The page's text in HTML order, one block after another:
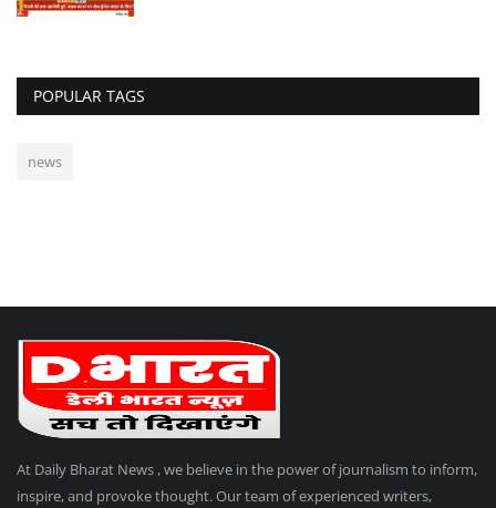
POPULAR TAGS
news
At Daily Bharat News , we believe in the power of journalism to inform,
inspire, and provoke thought. Our team of experienced writers,